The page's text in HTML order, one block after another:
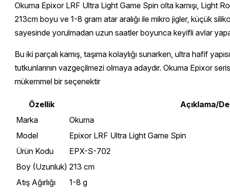
Okuma Epixor LRF Ultra Light Game Spin olta kamışı, Light
213cm boyu ve 1-8 gram atar aralığı ile mikro jigler, küçük
sayesinde yorulmadan uzun saatler boyunca keyifli avlar
Bu iki parçalı kamış, taşıma kolaylığı sunarken, ultra hafif
tutkunlarının vazgeçilmezi olmaya adaydır. Okuma Epixor
mükemmel bir seçenektir
Özellik
Açıklama/
Marka
Okuma
Model
Epixor LRF Ultra Light Game Spin
Ürün Kodu
EPX-S-702
Boy (Uzunluk) 213 cm
Atış Ağırlığı
1-8 g